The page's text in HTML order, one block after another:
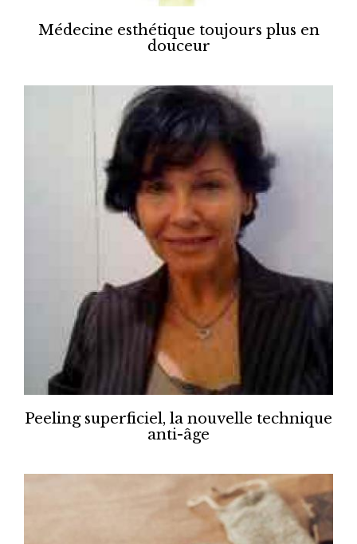
Médecine esthétique toujours plus en
douceur
Peeling superficiel, la nouvelle technique
anti-âge